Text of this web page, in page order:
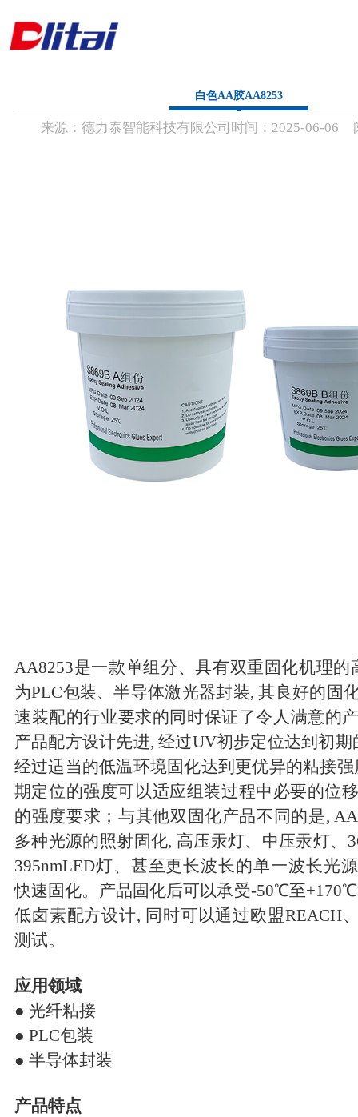
首 页
公司简介
联系方式
白色AA胶AA8253
来源： 德力泰智能科技有限公司 时间： 2025-06-06
AA8253是一款单组分、具有双重固化机理的
为PLC包装、半导体激光器封装, 其良好的固
速装配的行业要求的同时保证了令人满意的
产品配方设计先进,经过UV初步定位达到初期
经过适当的低温环境固化达到更优异的粘接
期定位的强度可以适应组装过程中必要的位
的强度要求；与其他双固化产品不同的是,
多种光源的照射固化, 高压汞灯、 中压汞灯、
395nmLED灯、甚至更长波长的单一波长光
快速固化。产品固化后可以承受-50℃至
低卤素配方设计, 同时可以通过欧盟REACH
测试。
应用领域
● 光纤粘接
● PLC包装
● 半导体封装
产品特点